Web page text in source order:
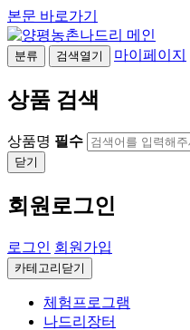
본문 바로가기
분류 검색열기 마이페이지
상품 검색
상품명 필수
닫기
회원로그인
로그인 회원가입
카테고리닫기
체험프로그램
나드리장터